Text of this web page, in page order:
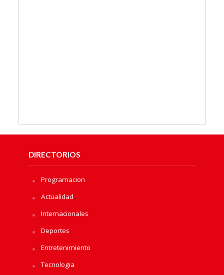
DIRECTORIOS
Programacion
Actualidad
Internacionales
Deportes
Entretenimiento
Tecnologia